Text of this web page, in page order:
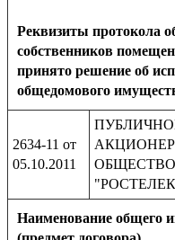
Реквизиты протокола
собственников
принято решение об
общедомового
2634-11 от
05.10.2011
ОБЩЕСТВО
Наименование общего